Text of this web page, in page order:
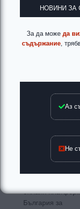
онлайн
България за
НОВИНИ ЗА
За да може да
съдържание ,
Аз
Не